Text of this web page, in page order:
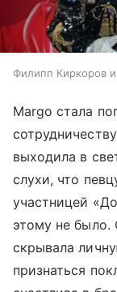
Филипп Киркоров
Margo стала
выходила в
слухи, что
участницей
этому не было.
скрывала
признаться